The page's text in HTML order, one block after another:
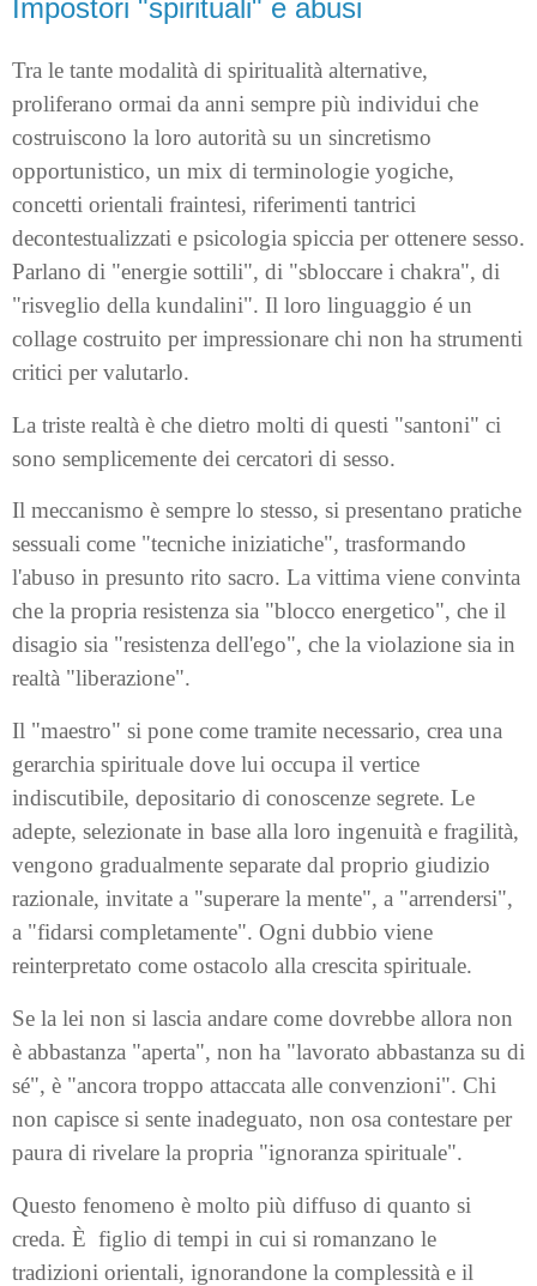
Impostori "spirituali" e abusi
Tra le tante modalità di spiritualità alternative,
proliferano ormai da anni sempre più individui che
costruiscono la loro autorità su un sincretismo
opportunistico, un mix di terminologie yogiche,
concetti orientali fraintesi, riferimenti tantrici
decontestualizzati e psicologia spiccia per ottenere sesso.
Parlano di "energie sottili", di "sbloccare i chakra", di
"risveglio della kundalini". Il loro linguaggio é un
collage costruito per impressionare chi non ha strumenti
critici per valutarlo.
La triste realtà è che dietro molti di questi "santoni" ci
sono semplicemente dei cercatori di sesso.
Il meccanismo è sempre lo stesso, si presentano pratiche
sessuali come "tecniche iniziatiche", trasformando
l'abuso in presunto rito sacro. La vittima viene convinta
che la propria resistenza sia "blocco energetico", che il
disagio sia "resistenza dell'ego", che la violazione sia in
realtà "liberazione".
Il "maestro" si pone come tramite necessario, crea una
gerarchia spirituale dove lui occupa il vertice
indiscutibile, depositario di conoscenze segrete. Le
adepte, selezionate in base alla loro ingenuità e fragilità,
vengono gradualmente separate dal proprio giudizio
razionale, invitate a "superare la mente", a "arrendersi",
a "fidarsi completamente". Ogni dubbio viene
reinterpretato come ostacolo alla crescita spirituale.
Se la lei non si lascia andare come dovrebbe allora non
è abbastanza "aperta", non ha "lavorato abbastanza su di
sé", è "ancora troppo attaccata alle convenzioni". Chi
non capisce si sente inadeguato, non osa contestare per
paura di rivelare la propria "ignoranza spirituale".
Questo fenomeno è molto più diffuso di quanto si
creda. È figlio di tempi in cui si romanzano le
tradizioni orientali, ignorandone la complessità e il